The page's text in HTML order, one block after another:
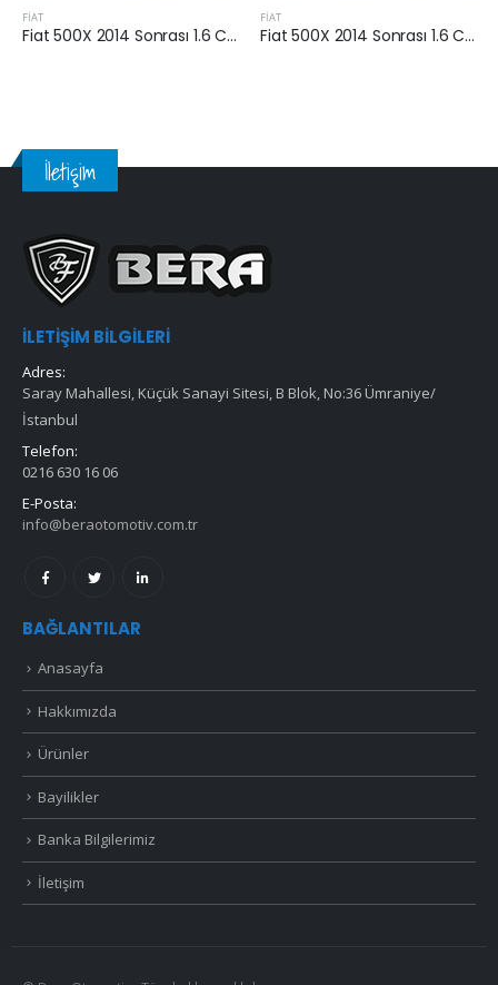
FİAT
Fiat 500X 2014 Sonrası 1.6 Crdi Hava Filtresi
FİAT
Fiat 500X 2014 Sonrası 1.6 Crdi Hava Filtresi
İletişim
İLETIŞIM BILGILERI
Adres:
Saray Mahallesi, Küçük Sanayi Sitesi, B Blok, No:36 Ümraniye/
İstanbul
Telefon:
0216 630 16 06
E-Posta:
info@beraotomotiv.com.tr
BAĞLANTILAR
Anasayfa
Hakkımızda
Ürünler
Bayilikler
Banka Bilgilerimiz
İletişim